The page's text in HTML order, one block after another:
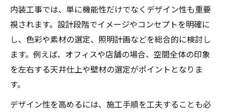
内装工事では、単に機能性だけでなくデザイン性も重要
視されます。設計段階でイメージやコンセプトを明確に
し、色彩や素材の選定、照明計画などを総合的に検討し
ます。例えば、オフィスや店舗の場合、空間全体の印象
を左右する天井仕上や壁材の選定がポイントとなりま
す。
デザイン性を高めるには、施工手順を工夫することも必